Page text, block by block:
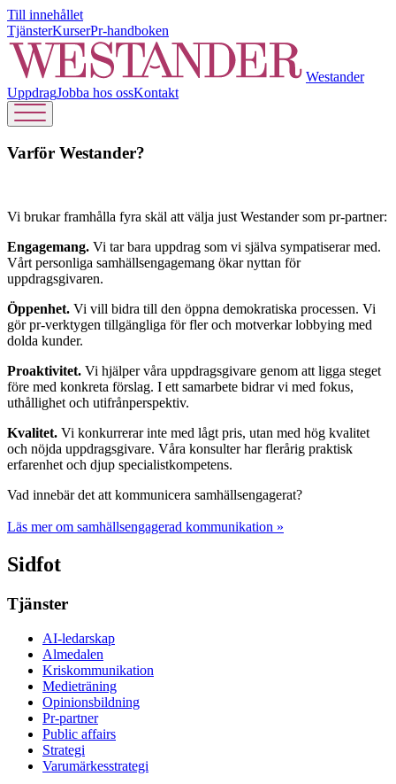
Till innehållet
TjänsterKurserPr-handboken
Westander
UppdragJobba hos ossKontakt
Varför Westander?
Vi brukar framhålla fyra skäl att välja just Westander som pr-partner:
Engagemang. Vi tar bara uppdrag som vi själva sympatiserar med.
Vårt personliga samhällsengagemang ökar nyttan för
uppdragsgivaren.
Öppenhet. Vi vill bidra till den öppna demokratiska processen. Vi
gör pr-verktygen tillgängliga för fler och motverkar lobbying med
dolda kunder.
Proaktivitet. Vi hjälper våra uppdragsgivare genom att ligga steget
före med konkreta förslag. I ett samarbete bidrar vi med fokus,
uthållighet och utifrånperspektiv.
Kvalitet. Vi konkurrerar inte med lågt pris, utan med hög kvalitet
och nöjda uppdragsgivare. Våra konsulter har flerårig praktisk
erfarenhet och djup specialistkompetens.
Vad innebär det att kommunicera samhällsengagerat?
Läs mer om samhällsengagerad kommunikation »
Sidfot
Tjänster
AI-ledarskap
Almedalen
Kris­kommunikation
Medieträning
Opinionsbildning
Pr-partner
Public affairs
Strategi
Varumärkesstrategi